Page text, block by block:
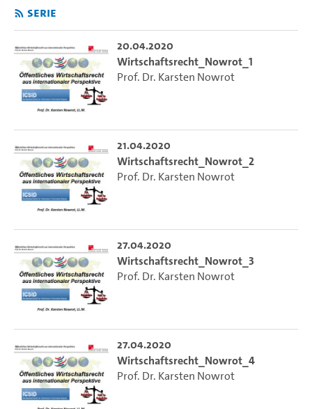
Serie
20.04.2020
Wirtschaftsrecht_Nowrot_1
Prof. Dr. Karsten Nowrot
21.04.2020
Wirtschaftsrecht_Nowrot_2
Prof. Dr. Karsten Nowrot
27.04.2020
Wirtschaftsrecht_Nowrot_3
Prof. Dr. Karsten Nowrot
27.04.2020
Wirtschaftsrecht_Nowrot_4
Prof. Dr. Karsten Nowrot